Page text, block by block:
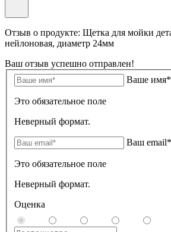
Отзыв о продукте: Щетка для мойки
нейлоновая, диаметр 24мм
Ваш отзыв успешно отправлен!
Ваше имя*
Это обязательное поле
Неверный формат.
Ваш email*
Это обязательное поле
Неверный формат.
Оценка